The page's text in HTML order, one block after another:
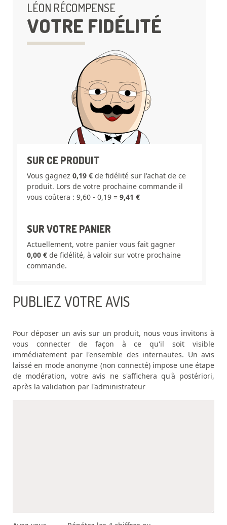
LÉON RÉCOMPENSE
VOTRE FIDÉLITÉ
SUR CE PRODUIT
Vous gagnez 0,19 € de fidélité sur l'achat de ce
produit. Lors de votre prochaine commande il
vous coûtera : 9,60 - 0,19 = 9,41 €
SUR VOTRE PANIER
Actuellement, votre panier vous fait gagner
0,00 € de fidélité, à valoir sur votre prochaine
commande.
PUBLIEZ VOTRE AVIS
Pour déposer un avis sur un produit, nous vous invitons à
vous connecter de façon à ce qu'il soit visible
immédiatement par l'ensemble des internautes. Un avis
laissé en mode anonyme (non connecté) impose une étape
de modération, votre avis ne s'affichera qu'à postériori,
après la validation par l'administrateur